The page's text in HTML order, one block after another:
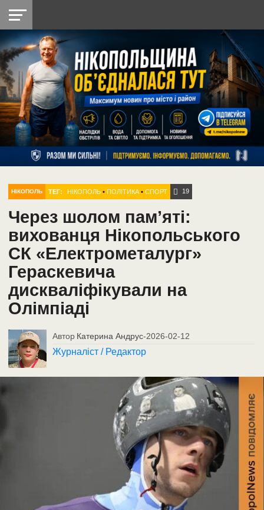
НІКОПОЛЬ
РАЙОН
СІЧЕСЛАВСЬКА
УКРАЇНА
РЕТРО
НІКОПОЛЬ
ЛАЙТ
УКРАЇНА
ДОПОМОГА
РАДІО
НІКОПОЛЬ ТЕГ: НІКОПОЛЬ •ПОЛІТИКА •СПОРТ 19
Через шолом пам’яті:
вихованця Нікопольського
СК «Електрометалург»
Гераскевича
дискваліфікували на
Олімпіаді
Автор Катерина Андрус-2026-02-12
Журналіст / Редактор